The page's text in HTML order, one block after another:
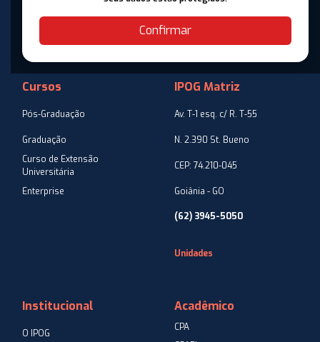
Confirmar
Cursos
Pós-Graduação
Graduação
Curso de Extensão
Universitária
Enterprise
Institucional
O IPOG
Acadêmico
CPA
IPOG Matriz
Av. T-1 esq. c/ R. T-55
N. 2.390 St. Bueno
CEP: 74.210-045
Goiânia - GO
(62) 3945-5050
Unidades